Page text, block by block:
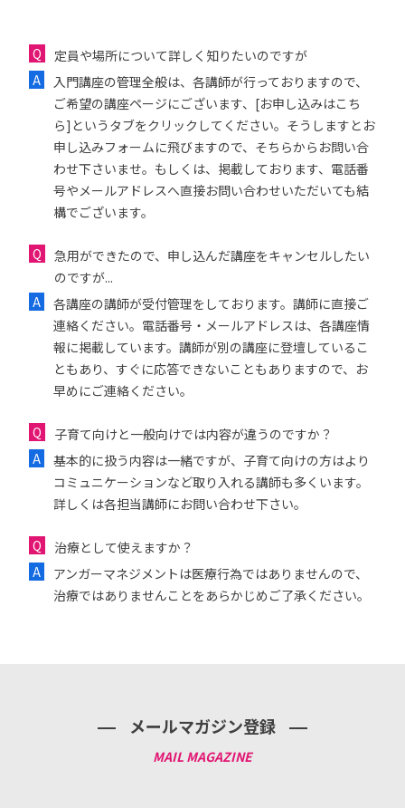
定員や場所について詳しく知りたいのですが
入門講座の管理全般は、各講師が行っておりますので、
ご希望の講座ページにございます、[お申し込みはこち
ら]というタブをクリックしてください。そうしますとお
申し込みフォームに飛びますので、そちらからお問い合
わせ下さいませ。もしくは、掲載しております、電話番
号やメールアドレスへ直接お問い合わせいただいても結
構でございます。
急用ができたので、申し込んだ講座をキャンセルしたい
のですが...
各講座の講師が受付管理をしております。講師に直接ご
連絡ください。電話番号・メールアドレスは、各講座情
報に掲載しています。講師が別の講座に登壇しているこ
ともあり、すぐに応答できないこともありますので、お
早めにご連絡ください。
子育て向けと一般向けでは内容が違うのですか？
基本的に扱う内容は一緒ですが、子育て向けの方はより
コミュニケーションなど取り入れる講師も多くいます。
詳しくは各担当講師にお問い合わせ下さい。
治療として使えますか？
アンガーマネジメントは医療行為ではありませんので、
治療ではありませんことをあらかじめご了承ください。
メールマガジン登録